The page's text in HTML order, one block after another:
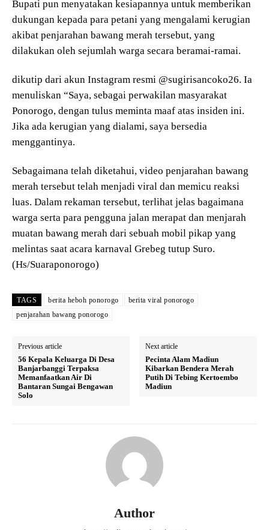
Bupati pun menyatakan kesiapannya untuk memberikan
dukungan kepada para petani yang mengalami kerugian
akibat penjarahan bawang merah tersebut, yang
dilakukan oleh sejumlah warga secara beramai-ramai.
dikutip dari akun Instagram resmi @sugirisancoko26. Ia
menuliskan “Saya, sebagai perwakilan masyarakat
Ponorogo, dengan tulus meminta maaf atas insiden ini.
Jika ada kerugian yang dialami, saya bersedia
menggantinya.
Sebagaimana telah diketahui, video penjarahan bawang
merah tersebut telah menjadi viral dan memicu reaksi
luas. Dalam rekaman tersebut, terlihat jelas bagaimana
warga serta para pengguna jalan merapat dan menjarah
muatan bawang merah dari sebuah mobil pikap yang
melintas saat acara karnaval Grebeg tutup Suro.
(Hs/Suaraponorogo)
TAGS berita heboh ponorogo
berita viral ponorogo
penjarahan bawang ponorogo
Previous article
56 Kepala Keluarga Di Desa
Banjarbanggi Terpaksa
Memanfaatkan Air Di
Bantaran Sungai Bengawan
Solo
Next article
Pecinta Alam Madiun
Kibarkan Bendera Merah
Putih Di Tebing Kertoembo
Madiun
Author